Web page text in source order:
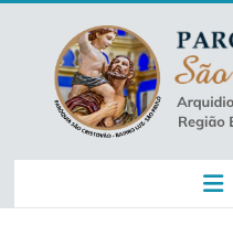
content
Paróquia
São